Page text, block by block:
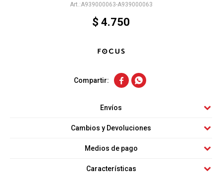
A939000063-A939000063
$ 4.750
 
Envíos
Cambios y Devoluciones
Medios de pago
Características